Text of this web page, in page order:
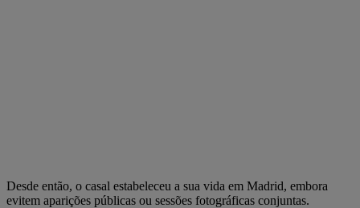
Desde então, o casal estabeleceu a sua vida em Madrid, embora
evitem aparições públicas ou sessões fotográficas conjuntas.